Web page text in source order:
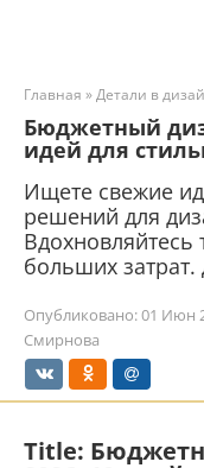
Главная »Детали в
Бюджетный
идей для
Ищете свежие
решений для
Вдохновляйтесь
больших
Опубликовано:01 Июн
Смирнова
Title: